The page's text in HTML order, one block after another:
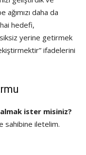
ağımızı daha da
hedefi,
yerine getirmek
ifadelerini
ister misiniz?
sahibine iletelim.